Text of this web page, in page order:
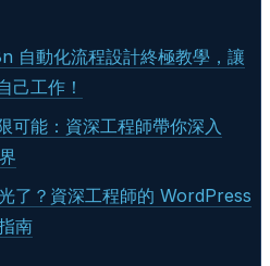
自動化流程設計終極教學，讓
己工作！
可能：資深工程師帶你深入
了？資深工程師的 WordPress
南